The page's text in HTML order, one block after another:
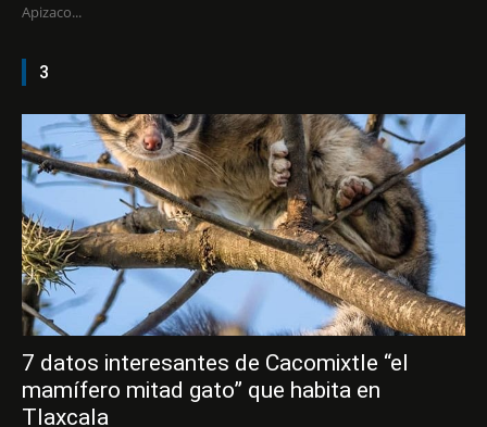
Apizaco...
3
7 datos interesantes de Cacomixtle “el
mamífero mitad gato” que habita en
Tlaxcala